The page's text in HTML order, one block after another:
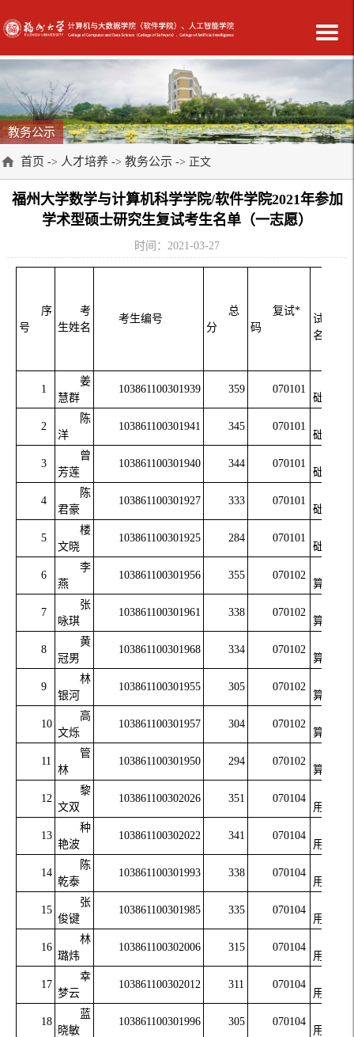
教务公示
首页 -> 人才培养 -> 教务公示 -> 正文
福州大学数学与计算机科学学院/软件学院2021年参加
学术型硕士研究生复试考生名单（一志愿）
时间：2021-03-27
序
号
考
生姓名
考生编号
总
分
复试*
码
试专业
名称
1
姜
慧群
103861100301939 359 070101
础数学
2
陈
洋
103861100301941 345 070101
础数学
3
曾
芳莲
103861100301940 344 070101
础数学
4
陈
君豪
103861100301927 333 070101
础数学
5
楼
文晓
103861100301925 284 070101
础数学
6
李
燕
103861100301956 355 070102
算数学
7
张
咏琪
103861100301961 338 070102
算数学
8
黄
冠男
103861100301968 334 070102
算数学
9
林
银河
103861100301955 305 070102
算数学
10
高
文烁
103861100301957 304 070102
算数学
11
管
林
103861100301950 294 070102
算数学
12
黎
文双
103861100302026 351 070104
用数学
13
种
艳波
103861100302022 341 070104
用数学
14
陈
乾泰
103861100301993 338 070104
用数学
15
张
俊键
103861100301985 335 070104
用数学
16
林
璐炜
103861100302006 315 070104
用数学
17
幸
梦云
103861100302012 311 070104
用数学
18
蓝
晓敏
103861100301996 305 070104
用数学